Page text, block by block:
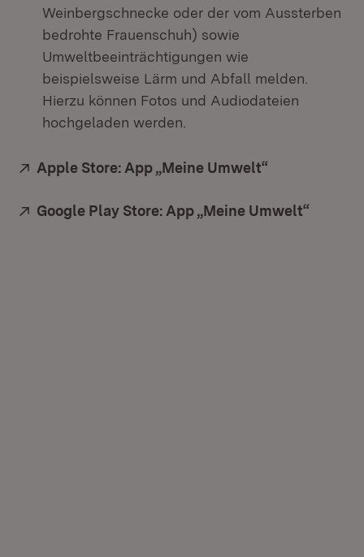
Weinbergschnecke oder der vom Aussterben
bedrohte Frauenschuh) sowie
Umweltbeeinträchtigungen wie
beispielsweise Lärm und Abfall melden.
Hierzu können Fotos und Audiodateien
hochgeladen werden.
Extern:
Apple Store: App „Meine Umwelt“
Extern:
Google Play Store: App „Meine Umwelt“